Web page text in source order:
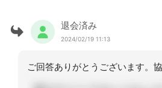
退会済み
2024/02/19 11:13